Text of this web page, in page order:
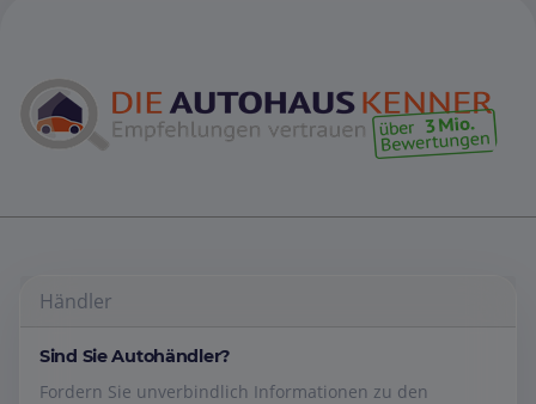
Händler
Sind Sie Autohändler?
Fordern Sie unverbindlich Informationen zu den